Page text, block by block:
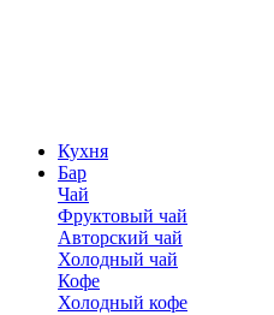
Кухня
Бар
Чай
Фруктовый чай
Авторский чай
Холодный чай
Кофе
Холодный кофе